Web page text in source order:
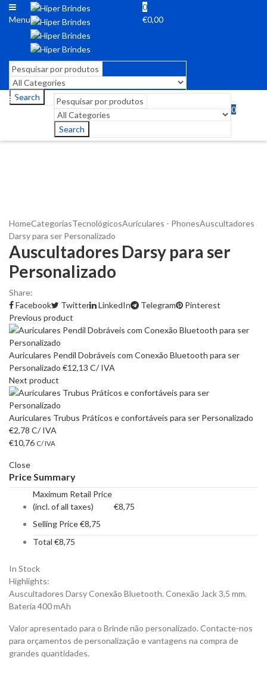
Menu
0
€0,00
Search
Search
0
HomeCategoriasTecnológicosAuriculares - PhonesAuscultadores
Darsy para ser Personalizado
Auscultadores Darsy para ser
Personalizado
Share:
Facebook
Twitter LinkedIn Telegram
Pinterest
Previous product
Auriculares Pendil Dobráveis com Conexão Bluetooth para ser
Personalizado €12,13 C/ IVA
Next product
Auriculares Trubus Práticos e confortáveis para ser Personalizado
€2,78 C/ IVA
€10,76 C/ IVA
Close
Price Summary
Maximum Retail Price
(incl. of all taxes)
€8,75
Selling Price€8,75
Total €8,75
In Stock
Highlights:
Auscultadores Darsy Conexão Bluetooth. Conexão Jack 3,5 mm.
Bateria 400 mAh
Valor apresentado para o Brinde não personalizado. Contacte-nos
para orçamentos de personalização e vantagens na compra de
grandes quantidades.